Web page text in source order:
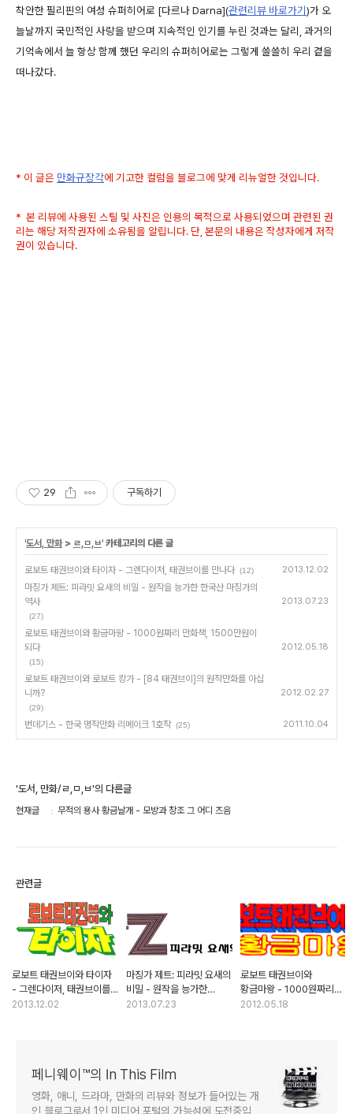
착안한 필리핀의 여성 슈퍼히어로 [다르나 Darna](관련리뷰 바로가기)가 오
늘날까지 국민적인 사랑을 받으며 지속적인 인기를 누린 것과는 달리, 과거의
기억속에서 늘 항상 함께 했던 우리의 슈퍼히어로는 그렇게 쓸쓸히 우리 곁을
떠나갔다.
* 이 글은 만화규장각에 기고한 컬럼을 블로그에 맞게 리뉴얼한 것입니다.
* 본 리뷰에 사용된 스틸 및 사진은 인용의 목적으로 사용되었으며 관련된 권
리는 해당 저작권자에 소유됨을 알립니다. 단, 본문의 내용은 작성자에게 저작
권이 있습니다.
29 구독하기
'도서, 만화> ㄹ,ㅁ,ㅂ' 카테고리의 다른 글
로보트 태권브이와 타이자 - 그렌다이저, 태권브이를 만나다 (12) 2013.12.02
마징가 제트: 피라밋 요새의 비밀 - 원작을 능가한 한국산 마징가의
역사
(27)
2013.07.23
로보트 태권브이와 황금마왕 - 1000원짜리 만화책, 1500만원이
되다
(15)
2012.05.18
로보트 태권브이와 로보트 캉가 - [84 태권브이]의 원작만화를 아십
니까?
(29)
2012.02.27
번데기스 - 한국 명작만화 리메이크 1호작 (25) 2011.10.04
'도서, 만화/ㄹ,ㅁ,ㅂ'의 다른글
현재글 무적의 용사 황금날개 - 모방과 창조 그 어디 즈음
관련글
로보트 태권브이와 타이자
- 그렌다이저, 태권브이를
만나다
2013.12.02
마징가 제트: 피라밋 요새의
비밀 - 원작을 능가한
한국산 마징가의 역사
2013.07.23
로보트 태권브이와
황금마왕 - 1000원짜리
만화책, 1500만원이 되다
2012.05.18
페니웨이™의 In This Film
영화, 애니, 드라마, 만화의 리뷰와 정보가 들어있는 개
인 블로그로서 1인 미디어 포털의 가능성에 도전중입